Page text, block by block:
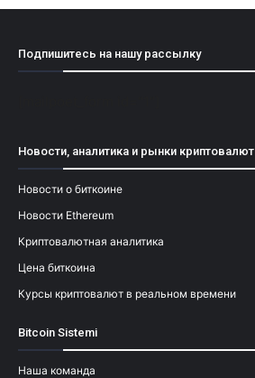
Подпишитесь на нашу рассылку
Новости, аналитика и рынки криптовалют
Новости о биткоине
Новости Ethereum
Криптовалютная аналитика
Цена биткоина
Курсы криптовалют в реальном времени
Bitcoin Sistemi
Наша команда